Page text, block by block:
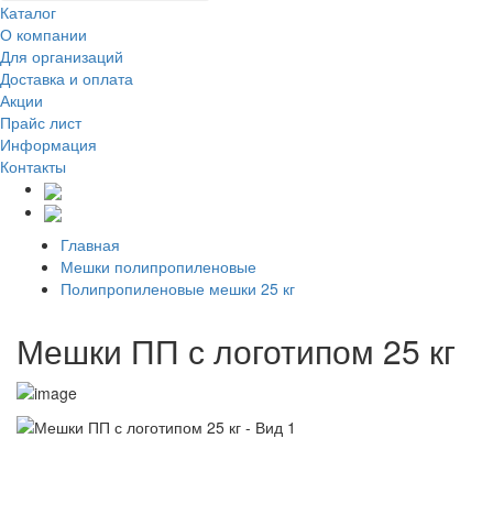
Каталог
О компании
Для организаций
Доставка и оплата
Акции
Прайс лист
Информация
Контакты
Главная
Мешки полипропиленовые
Полипропиленовые мешки 25 кг
Мешки ПП с логотипом 25 кг